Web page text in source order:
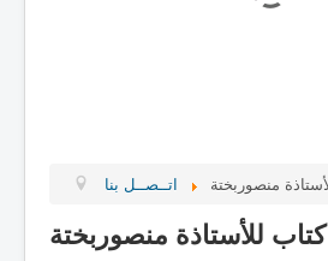
التعريـــف بالمــخبـــر
الصفحة الرئيـــــــــسية
اتــصــل بنا منصوربختة
للأستاذة منصوربختة